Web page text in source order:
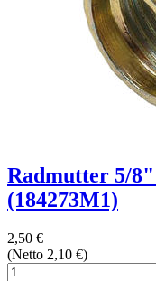
Radmutter 5/8"
(184273M1)
2,50 €
(Netto 2,10 €)